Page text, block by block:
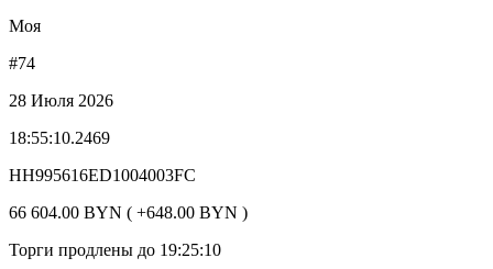
Моя
#74
28 Июля 2026
18:55:10.2469
HH995616ED1004003FC
66 604.00 BYN ( +648.00 BYN )
Торги продлены до 19:25:10